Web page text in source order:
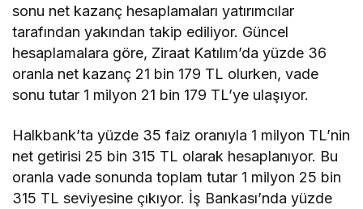
sonu net kazanç hesaplamaları yatırımcılar
tarafından yakından takip ediliyor. Güncel
hesaplamalara göre, Ziraat Katılım’da yüzde 36
oranla net kazanç 21 bin 179 TL olurken, vade
sonu tutar 1 milyon 21 bin 179 TL’ye ulaşıyor.
Halkbank’ta yüzde 35 faiz oranıyla 1 milyon TL’nin
net getirisi 25 bin 315 TL olarak hesaplanıyor. Bu
oranla vade sonunda toplam tutar 1 milyon 25 bin
315 TL seviyesine çıkıyor. İş Bankası’nda yüzde